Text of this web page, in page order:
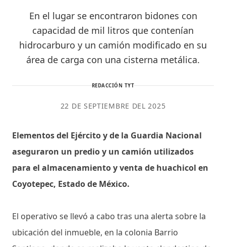
En el lugar se encontraron bidones con
capacidad de mil litros que contenían
hidrocarburo y un camión modificado en su
área de carga con una cisterna metálica.
REDACCIÓN TYT
22 DE SEPTIEMBRE DEL 2025
Elementos del Ejército y de la Guardia Nacional
aseguraron un predio y un camión utilizados
para el almacenamiento y venta de huachicol en
Coyotepec, Estado de México.
El operativo se llevó a cabo tras una alerta sobre la
ubicación del inmueble, en la colonia Barrio